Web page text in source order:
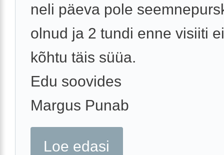
neli päeva pole
olnud ja 2 tundi enne visiiti
kõhtu täis süüa.
Edu soovides
Margus Punab
Loe edasi